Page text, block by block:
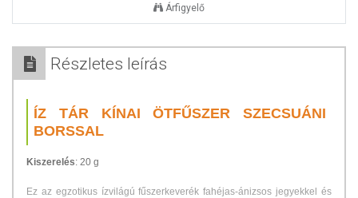
Árfigyelő
Részletes leírás
ÍZ TÁR KÍNAI ÖTFŰSZER SZECSUÁNI
BORSSAL
Kiszerelés: 20 g
Ez az egzotikus ízvilágú fűszerkeverék fahéjas-ánizsos jegyekkel és